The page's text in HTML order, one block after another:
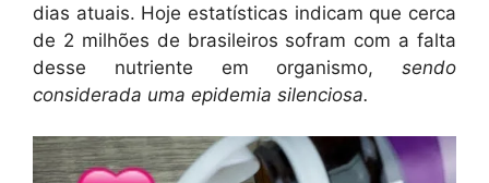
dias atuais. Hoje estatísticas indicam que cerca
de 2 milhões de brasileiros sofram com a falta
desse nutriente em organismo, sendo
considerada uma epidemia silenciosa.